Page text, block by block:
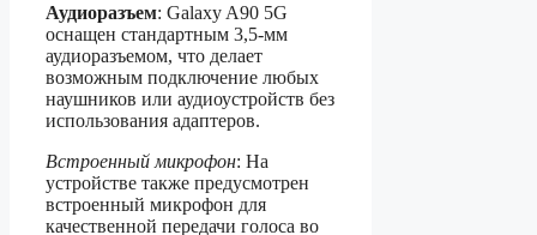
Аудиоразъем: Galaxy A90 5G
оснащен стандартным 3,5-мм
аудиоразъемом, что делает
возможным подключение любых
наушников или аудиоустройств без
использования адаптеров.
Встроенный микрофон: На
устройстве также предусмотрен
встроенный микрофон для
качественной передачи голоса во